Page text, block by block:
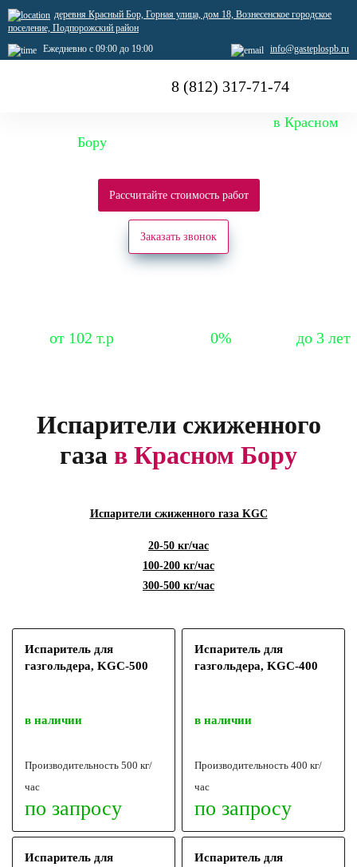
деревня Красный Бор, Горная улица, дом 18, Вознесенское городское
поселение, Подпорожский район
Ежедневно с 09:00 до 19:00
info@gasteplospb.ru
8 (812) 317-71-74
в Красном
Бору
от 102 т.р 0% до 3 лет
Рассчитайте стоимость работ
Заказать звонок
Испарители сжиженного
газа в Красном Бору
Испарители сжиженного газа KGC
20-50 кг/час
100-200 кг/час
300-500 кг/час
Испаритель для
газгольдера, KGС-500
в наличии
Производительность 500 кг/
час
по запросу
Испаритель для
газгольдера, KGС-400
в наличии
Производительность 400 кг/
час
по запросу
Испаритель для
Испаритель для